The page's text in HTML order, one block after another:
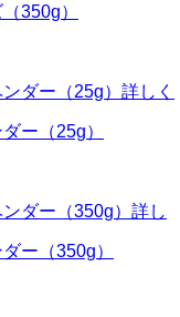
350g）
詳しく
ー（25g）
詳し
ー（350g）